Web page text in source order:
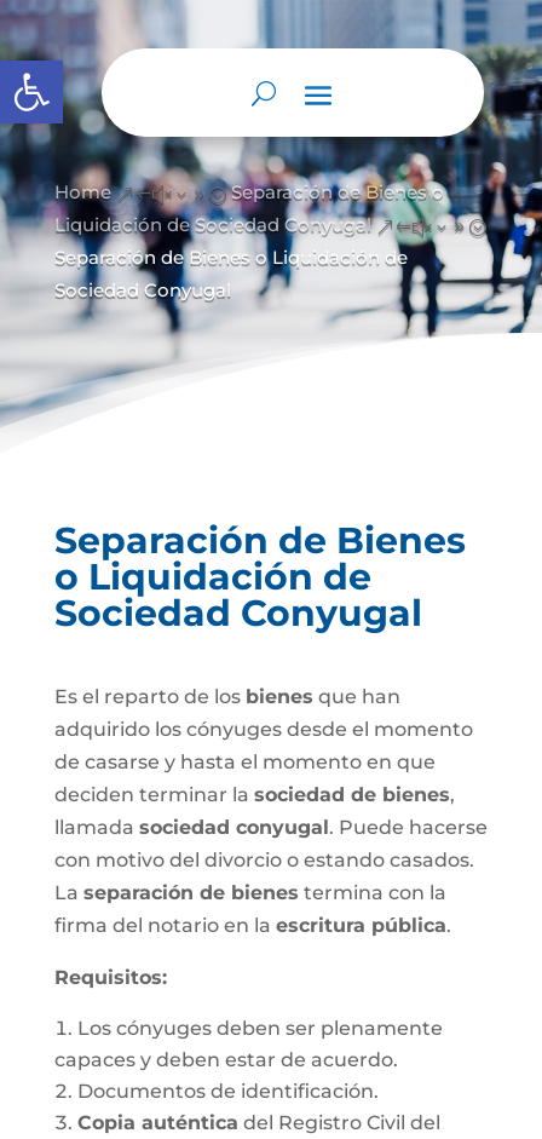
Abrir barra de herramientas
Home &#x39; Separación de Bienes o
Liquidación de Sociedad Conyugal &#x39;
Separación de Bienes o Liquidación de
Sociedad Conyugal
Separación de Bienes
o Liquidación de
Sociedad Conyugal
Es el reparto de los bienes que han
adquirido los cónyuges desde el momento
de casarse y hasta el momento en que
deciden terminar la sociedad de bienes,
llamada sociedad conyugal. Puede hacerse
con motivo del divorcio o estando casados.
La separación de bienes termina con la
firma del notario en la escritura pública.
Requisitos:
Los cónyuges deben ser plenamente
capaces y deben estar de acuerdo.
Documentos de identificación.
Copia auténtica del Registro Civil del